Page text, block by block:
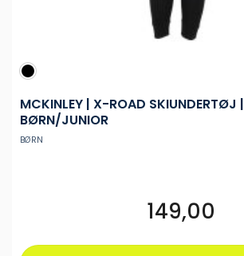
BØRN
MCKINLEY | X-ROAD SKIUNDERTØJ |
BØRN/JUNIOR
Dette
vare
har
149,00